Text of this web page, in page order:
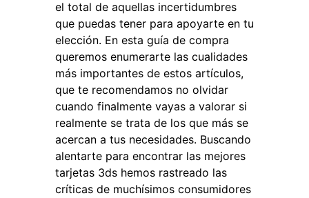
el total de aquellas incertidumbres
que puedas tener para apoyarte en tu
elección. En esta guía de compra
queremos enumerarte las cualidades
más importantes de estos artículos,
que te recomendamos no olvidar
cuando finalmente vayas a valorar si
realmente se trata de los que más se
acercan a tus necesidades. Buscando
alentarte para encontrar las mejores
tarjetas 3ds hemos rastreado las
críticas de muchísimos consumidores